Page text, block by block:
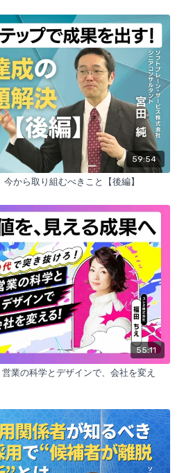
59:54
から取り組むべきこと【後編】
55:11
業の科学とデザインで、会社を変え